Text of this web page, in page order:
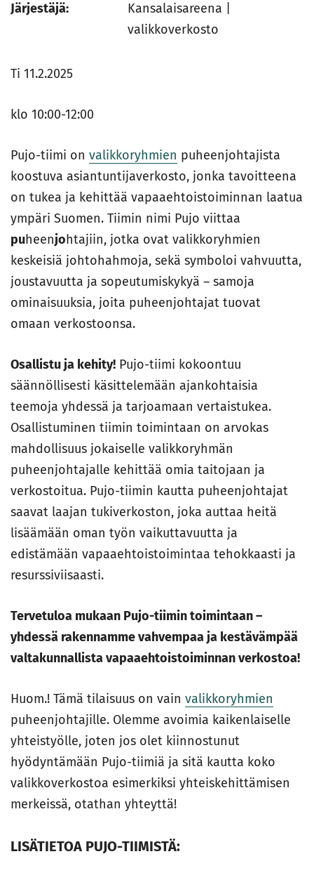
Järjestäjä:
Kansalaisareena |
valikkoverkosto
Ti 11.2.2025
klo 10:00-12:00
Pujo-tiimi on valikkoryhmien puheenjohtajista
koostuva asiantuntijaverkosto, jonka tavoitteena
on tukea ja kehittää vapaaehtoistoiminnan laatua
ympäri Suomen. Tiimin nimi Pujo viittaa
puheenjohtajiin, jotka ovat valikkoryhmien
keskeisiä johtohahmoja, sekä symboloi vahvuutta,
joustavuutta ja sopeutumiskykyä – samoja
ominaisuuksia, joita puheenjohtajat tuovat
omaan verkostoonsa.
Osallistu ja kehity! Pujo-tiimi kokoontuu
säännöllisesti käsittelemään ajankohtaisia
teemoja yhdessä ja tarjoamaan vertaistukea.
Osallistuminen tiimin toimintaan on arvokas
mahdollisuus jokaiselle valikkoryhmän
puheenjohtajalle kehittää omia taitojaan ja
verkostoitua. Pujo-tiimin kautta puheenjohtajat
saavat laajan tukiverkoston, joka auttaa heitä
lisäämään oman työn vaikuttavuutta ja
edistämään vapaaehtoistoimintaa tehokkaasti ja
resurssiviisaasti.
Tervetuloa mukaan Pujo-tiimin toimintaan –
yhdessä rakennamme vahvempaa ja kestävämpää
valtakunnallista vapaaehtoistoiminnan verkostoa!
Huom.! Tämä tilaisuus on vain valikkoryhmien
puheenjohtajille. Olemme avoimia kaikenlaiselle
yhteistyölle, joten jos olet kiinnostunut
hyödyntämään Pujo-tiimiä ja sitä kautta koko
valikkoverkostoa esimerkiksi yhteiskehittämisen
merkeissä, otathan yhteyttä!
LISÄTIETOA PUJO-TIIMISTÄ: